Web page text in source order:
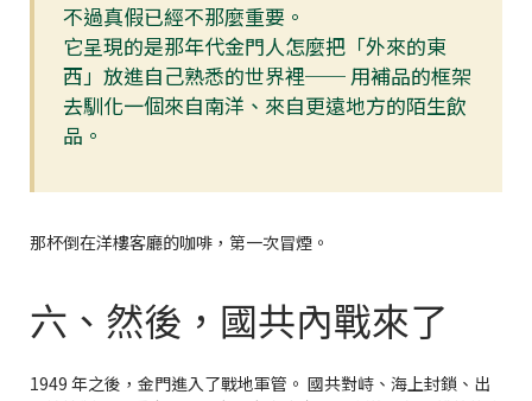
不過真假已經不那麼重要。
它呈現的是那年代金門人怎麼把「外來的東
西」放進自己熟悉的世界裡── 用補品的框架
去馴化一個來自南洋、來自更遠地方的陌生飲
品。
那杯倒在洋樓客廳的咖啡，第一次冒煙。
六、然後，國共內戰來了
1949 年之後，金門進入了戰地軍管。 國共對峙、海上封鎖、出